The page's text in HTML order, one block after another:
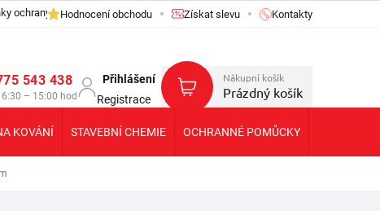
ochrany osobních údajů GDPR
Hodnocení obchodu Získat slevu Kontakty
543 438
– 15:00 hod
Přihlášení
Registrace
Nákupní košík
Prázdný košík
KOVÁNÍ STAVEBNÍ CHEMIE OCHRANNÉ POMŮCKY